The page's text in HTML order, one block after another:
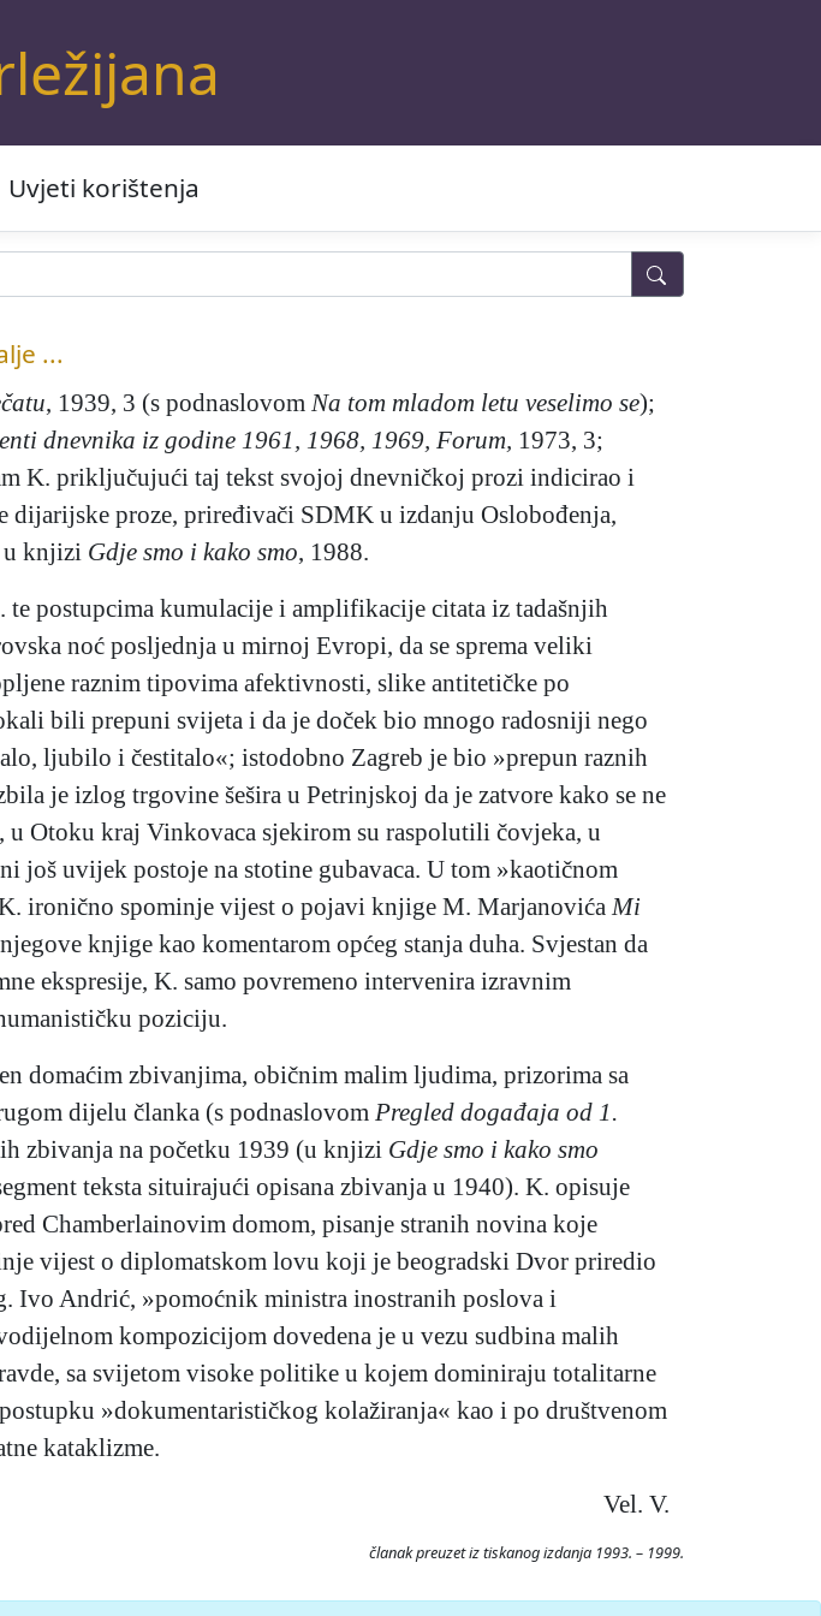
Uvjeti korištenja
...
, 1939, 3 (s podnaslovom Na tom mladom letu veselimo se);
dnevnika iz godine 1961, 1968, 1969, Forum, 1973, 3;
K. priključujući taj tekst svojoj dnevničkoj prozi indicirao i
dijarijske proze, priređivači SDMK u izdanju Oslobođenja,
u knjizi Gdje smo i kako smo, 1988.
postupcima kumulacije i amplifikacije citata iz tadašnjih
noć posljednja u mirnoj Evropi, da se sprema veliki
raznim tipovima afektivnosti, slike antitetičke po
bili prepuni svijeta i da je doček bio mnogo radosniji nego
ljubilo i čestitalo«; istodobno Zagreb je bio »prepun raznih
je izlog trgovine šešira u Petrinjskoj da je zatvore kako se ne
Otoku kraj Vinkovaca sjekirom su raspolutili čovjeka, u
još uvijek postoje na stotine gubavaca. U tom »kaotičnom
ironično spominje vijest o pojavi knjige M. Marjanovića Mi
knjige kao komentarom općeg stanja duha. Svjestan da
ekspresije, K. samo povremeno intervenira izravnim
poziciju.
domaćim zbivanjima, običnim malim ljudima, prizorima sa
dijelu članka (s podnaslovom Pregled događaja od 1.
zbivanja na početku 1939 (u knjizi Gdje smo i kako smo
teksta situirajući opisana zbivanja u 1940). K. opisuje
Chamberlainovim domom, pisanje stranih novina koje
vijest o diplomatskom lovu koji je beogradski Dvor priredio
Ivo Andrić, »pomoćnik ministra inostranih poslova i
kompozicijom dovedena je u vezu sudbina malih
sa svijetom visoke politike u kojem dominiraju totalitarne
»dokumentarističkog kolažiranja« kao i po društvenom
kataklizme.
Vel. V.
članak preuzet iz tiskanog izdanja 1993. – 1999.